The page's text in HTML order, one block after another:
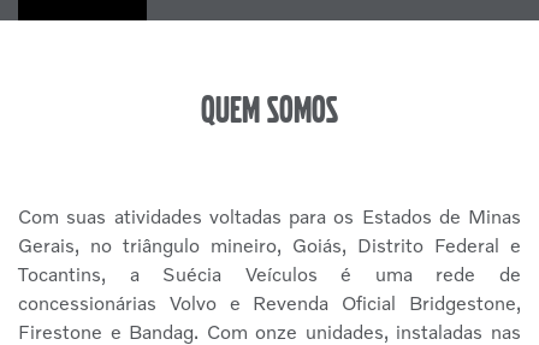
Quem somos
Com suas atividades voltadas para os Estados de Minas
Gerais, no triângulo mineiro, Goiás, Distrito Federal e
Tocantins, a Suécia Veículos é uma rede de
concessionárias Volvo e Revenda Oficial Bridgestone,
Firestone e Bandag. Com onze unidades, instaladas nas